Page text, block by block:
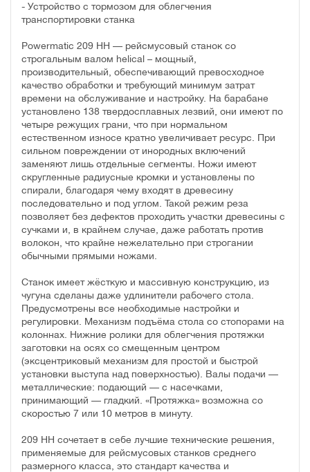
- Устройство с тормозом для облегчения
транспортировки станка
Powermatic 209 HH — рейсмусовый станок со
строгальным валом helical – мощный,
производительный, обеспечивающий превосходное
качество обработки и требующий минимум затрат
времени на обслуживание и настройку. На барабане
установлено 138 твердосплавных лезвий, они имеют по
четыре режущих грани, что при нормальном
естественном износе кратно увеличивает ресурс. При
сильном повреждении от инородных включений
заменяют лишь отдельные сегменты. Ножи имеют
скругленные радиусные кромки и установлены по
спирали, благодаря чему входят в древесину
последовательно и под углом. Такой режим реза
позволяет без дефектов проходить участки древесины с
сучками и, в крайнем случае, даже работать против
волокон, что крайне нежелательно при строгании
обычными прямыми ножами.
Станок имеет жёсткую и массивную конструкцию, из
чугуна сделаны даже удлинители рабочего стола.
Предусмотрены все необходимые настройки и
регулировки. Механизм подъёма стола со стопорами на
колоннах. Нижние ролики для облегчения протяжки
заготовки на осях со смещенным центром
(эксцентриковый механизм для простой и быстрой
установки выступа над поверхностью). Валы подачи —
металлические: подающий — с насечками,
принимающий — гладкий. «Протяжка» возможна со
скоростью 7 или 10 метров в минуту.
209 HH сочетает в себе лучшие технические решения,
применяемые для рейсмусовых станков среднего
размерного класса, это стандарт качества и